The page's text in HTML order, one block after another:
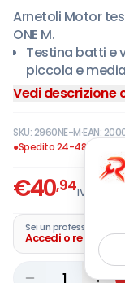
Arnetoli Motor
ONE M.
Testina batti e
piccola e
Dotata
pomello
Rotazione
Grande
diametro 2,4
Attacco
Culloch DX.
Vedi descrizione
SKU:2960NE-M·EAN:
●Spedito 24-48 ore
€40,94IVA incl.
Sei un professionista?
Accedi o registra
1